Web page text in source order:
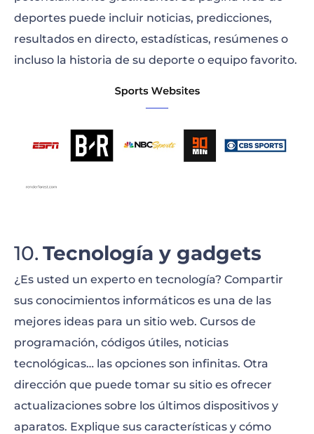
deportes puede incluir noticias, predicciones,
resultados en directo, estadísticas, resúmenes o
incluso la historia de su deporte o equipo favorito.
Tecnología y gadgets
¿Es usted un experto en tecnología? Compartir
sus conocimientos informáticos es una de las
mejores ideas para un sitio web. Cursos de
programación, códigos útiles, noticias
tecnológicas… las opciones son infinitas. Otra
dirección que puede tomar su sitio es ofrecer
actualizaciones sobre los últimos dispositivos y
aparatos. Explique sus características y cómo